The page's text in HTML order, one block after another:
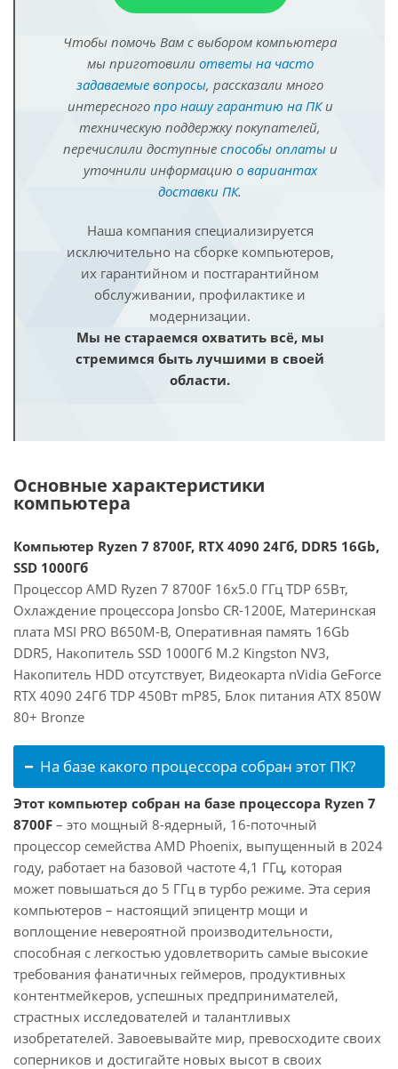
Чтобы помочь Вам с выбором компьютера
мы приготовили ответы на часто
задаваемые вопросы, рассказали много
интересного про нашу гарантию на ПКи
техническую поддержку покупателей,
перечислили доступные способы оплатыи
уточнили информацию о вариантах
доставки ПК.
Наша компания специализируется
исключительно на сборке компьютеров,
их гарантийном и постгарантийном
обслуживании, профилактике и
модернизации.
Мы не стараемся охватить всё, мы
стремимся быть лучшими в своей
области.
Основные характеристики
компьютера
Компьютер Ryzen 7 8700F, RTX 4090 24Гб, DDR5 16Gb,
SSD 1000Гб
Процессор AMD Ryzen 7 8700F 16x5.0 ГГц TDP 65Вт,
Охлаждение процессора Jonsbo CR-1200E, Материнская
плата MSI PRO B650M-B, Оперативная память 16Gb
DDR5, Накопитель SSD 1000Гб M.2 Kingston NV3,
Накопитель HDD отсутствует, Видеокарта nVidia GeForce
RTX 4090 24Гб TDP 450Вт mP85, Блок питания ATX 850W
80+ Bronze
На базе какого процессора собран этот ПК?
Этот компьютер собран на базе процессора Ryzen 7
8700F – это мощный 8-ядерный, 16-поточный
процессор семейства AMD Phoenix, выпущенный в 2024
году, работает на базовой частоте 4,1 ГГц, которая
может повышаться до 5 ГГц в турбо режиме. Эта серия
компьютеров – настоящий эпицентр мощи и
воплощение невероятной производительности,
способная с легкостью удовлетворить самые высокие
требования фанатичных геймеров, продуктивных
контентмейкеров, успешных предпринимателей,
страстных исследователей и талантливых
изобретателей. Завоевывайте мир, превосходите своих
соперников и достигайте новых высот в своих